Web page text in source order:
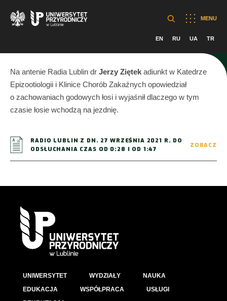
MENU
EN RU UA TR
Na antenie Radia Lublin dr Jerzy Ziętek adiunkt w Katedrze
Epizootiologii i Klinice Chorób Zakaźnych opowiedział
o zachowaniach godowych łosi i wyjaśnił dlaczego w tym
czasie łosie wchodzą na jezdnię.
RADIO LUBLIN Z DN. 27 WRZEŚNIA 2021 R. DO
ODSŁUCHANIA CZAS OD 0:28 I OD 1:47
ZOBACZ
UNIWERSYTET WYDZIAŁY
NAUKA
EDUKACJA
WSPÓŁPRACA
USŁUGI